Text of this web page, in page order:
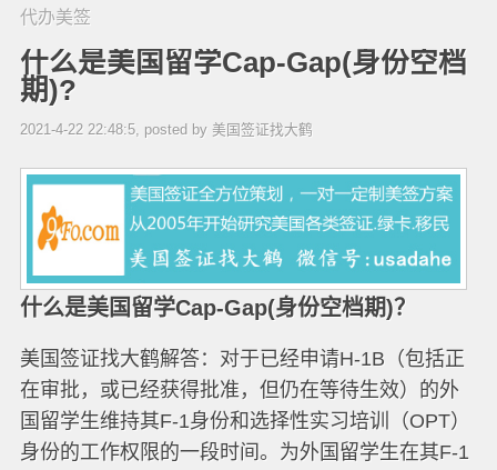
代办美签
什么是美国留学Cap-Gap(身份空档
期)?
2021-4-22 22:48:5, posted by 美国签证找大鹤
什么是美国留学Cap-Gap(身份空档期)？
美国签证找大鹤解答：对于已经申请H-1B（包括正
在审批，或已经获得批准，但仍在等待生效）的外
国留学生维持其F-1身份和选择性实习培训（OPT）
身份的工作权限的一段时间。为外国留学生在其F-1